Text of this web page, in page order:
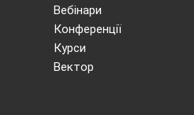
Вебінари
Конференції
Курси
Вектор